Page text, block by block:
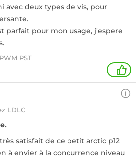
avec deux types de vis, pour
parfait pour mon usage, j'espere
PST
1
LDLC
satisfait de ce petit arctic p12
à envier à la concurrence niveau